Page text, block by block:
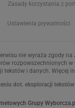
Zasady korzystania z
Ustawienia prywatności
nie wyraża zgody
rozpowszechnionych w
tekstów i danych. Więcej
dot. eksploracji
Grupy Wyborcza.pl